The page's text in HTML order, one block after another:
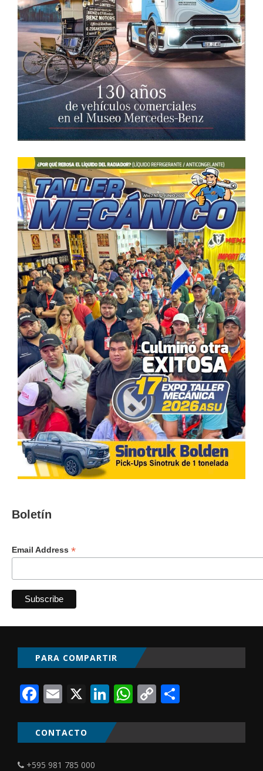
Boletín
Email Address *
PARA COMPARTIR
Facebook
Email
X LinkedIn
WhatsApp
Copy
CONTACTO
+595 981 785 000